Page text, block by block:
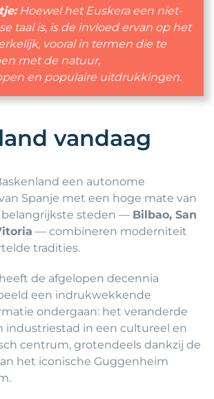
Hoewel het Euskera een niet-
taal is, is de invloed ervan op het
vooral in termen die te
met de natuur,
en populaire uitdrukkingen.
vandaag
een autonome
Spanje met een hoge mate van
belangrijkste steden — Bilbao, San
— combineren moderniteit
tradities.
heeft de afgelopen decennia
een indrukwekkende
ondergaan: het veranderde
industriestad in een cultureel en
centrum, grotendeels dankzij de
het iconische Guggenheim